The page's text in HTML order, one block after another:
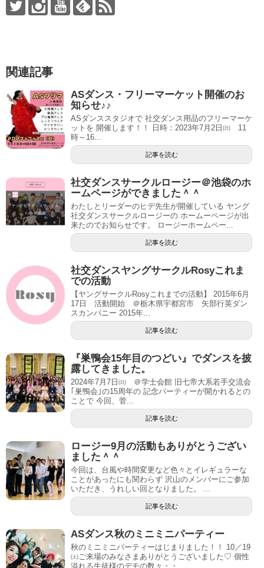
関連記事
ASダンス・フリーマーケット開催のお
知らせ♪♪
ASダンススタジオで 社交ダンス用品のフリーマーケ
ットを 開催します！！ 日時：2023年7月2日㈰ 11
時～16...
記事を読む
社交ダンスサークルロージー＠池袋のホ
ームページができました＾＾
わたしとリーダーのヒデ先生が開催している ヤング
社交ダンスサークルロージーの ホームーページが出
来たのでお知らせです。 ロージーホームペー...
記事を読む
社交ダンスヤングサークルRosyこれま
での活動
【ヤングサークルRosyこれまでの活動】 2015年6月
17日 活動開始 ＠栃木県宇都宮市 矢部行英ダン
スカンパニー 2015年...
記事を読む
『巣鴨会15年目のつどい』でダンスを披
露してきました。
2024年7月7日㈰ ＠学士会館 旧七帝大系若手交流会
｢巣鴨会｣の15周年の 記念パーティーが開かれるとの
ことで 今回、菅...
記事を読む
ロージー9月の活動もありがとうござい
ました＾＾
今回は、台風や時間変更など色々とイレギュラーな
ことがあったにも関わらず 沢山のメンバーにご参加
いただき、うれしい回となりました。 ...
記事を読む
ASダンス秋のミニミニパーティー
秋のミニミニパーティーはじまりました！！ 10／19
㈯ご来場のみなさまありがとうございました♡ 個性
溢れる生徒様のデモの数々・・ ...